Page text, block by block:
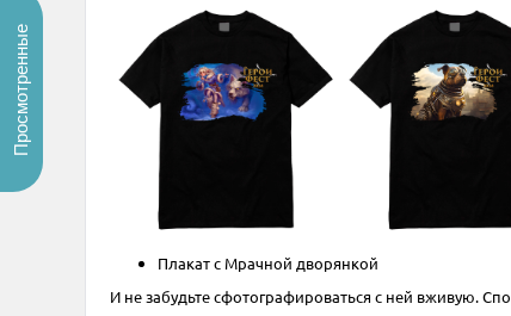
Плакат с Мрачной дворянкой
И не забудьте сфотографироваться с ней вживую.
Просмотренные